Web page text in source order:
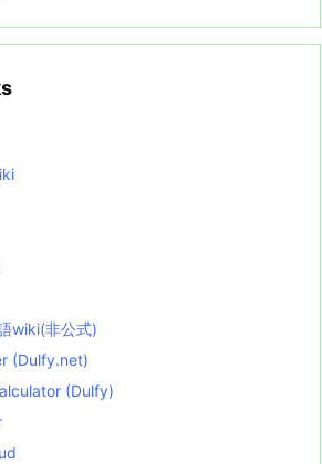
wiki(非公式)
(Dulfy.net)
(Dulfy)